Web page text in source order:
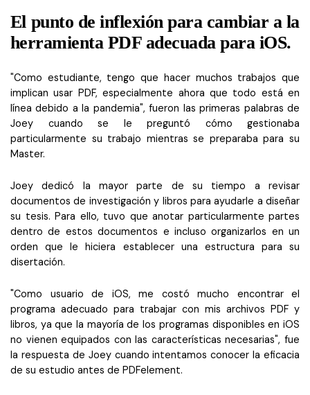
El punto de inflexión para cambiar a la
herramienta PDF adecuada para iOS.
"Como estudiante, tengo que hacer muchos trabajos que
implican usar PDF, especialmente ahora que todo está en
línea debido a la pandemia", fueron las primeras palabras de
Joey cuando se le preguntó cómo gestionaba
particularmente su trabajo mientras se preparaba para su
Master.
Joey dedicó la mayor parte de su tiempo a revisar
documentos de investigación y libros para ayudarle a diseñar
su tesis. Para ello, tuvo que anotar particularmente partes
dentro de estos documentos e incluso organizarlos en un
orden que le hiciera establecer una estructura para su
disertación.
"Como usuario de iOS, me costó mucho encontrar el
programa adecuado para trabajar con mis archivos PDF y
libros, ya que la mayoría de los programas disponibles en iOS
no vienen equipados con las características necesarias", fue
la respuesta de Joey cuando intentamos conocer la eficacia
de su estudio antes de PDFelement.